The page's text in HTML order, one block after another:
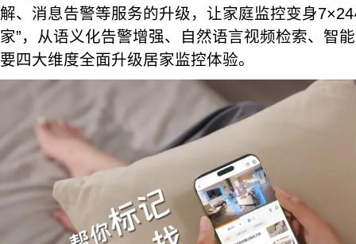
解、消息告警等服务的升级，让家庭监控变身
家”，从语义化告警增强、自然语言视频检索、智
要四大维度全面升级居家监控体验。